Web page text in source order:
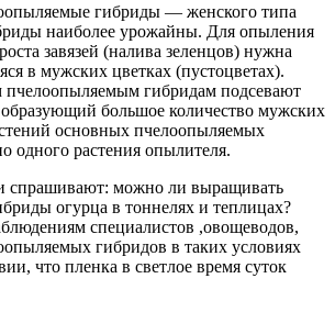
гибриды — женского типа
наиболее урожайны. Для опыления
завязей (налива зеленцов) нужна
в мужских цветках (пустоцветах).
гибридам подсевают
большое количество мужских
основных пчелоопыляемых
одного растения опылителя.
спрашивают: можно ли выращивать
огурца в тоннелях и теплицах?
специалистов ,овощеводов,
гибридов в таких условиях
что пленка в светлое время суток